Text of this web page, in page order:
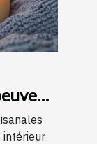
intérieur